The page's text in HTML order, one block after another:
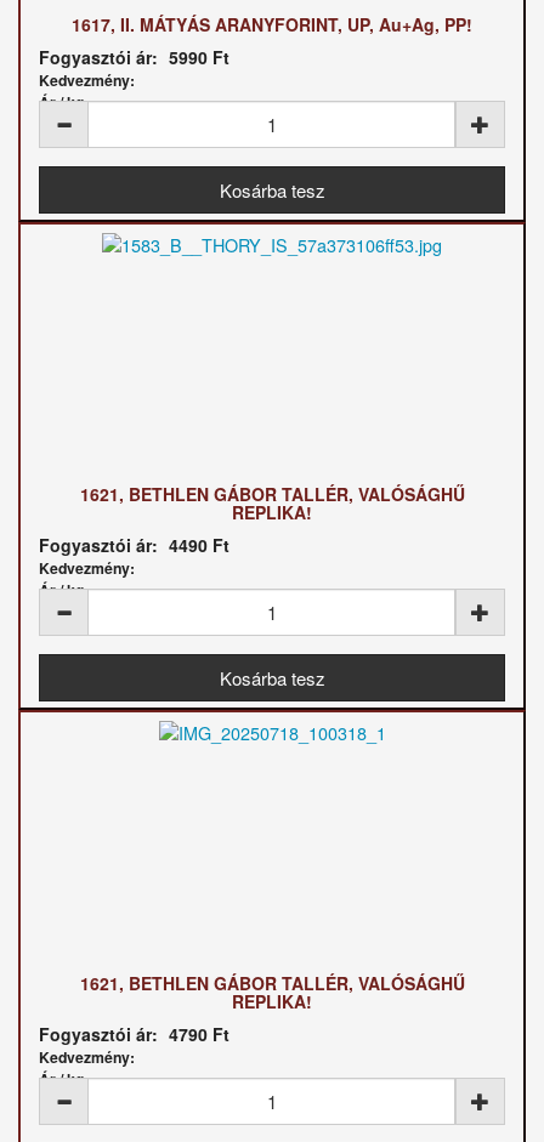
1617, II. MÁTYÁS ARANYFORINT, UP, Au+Ag, PP!
Fogyasztói ár: 5990 Ft
Kedvezmény:
Ár / kg:
1621, BETHLEN GÁBOR TALLÉR, VALÓSÁGHŰ
REPLIKA!
Fogyasztói ár: 4490 Ft
Kedvezmény:
Ár / kg:
1621, BETHLEN GÁBOR TALLÉR, VALÓSÁGHŰ
REPLIKA!
Fogyasztói ár: 4790 Ft
Kedvezmény:
Ár / kg: